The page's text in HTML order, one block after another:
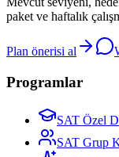
paket ve haftalık
Plan önerisi al
Programlar
SAT Özel
SAT Grup